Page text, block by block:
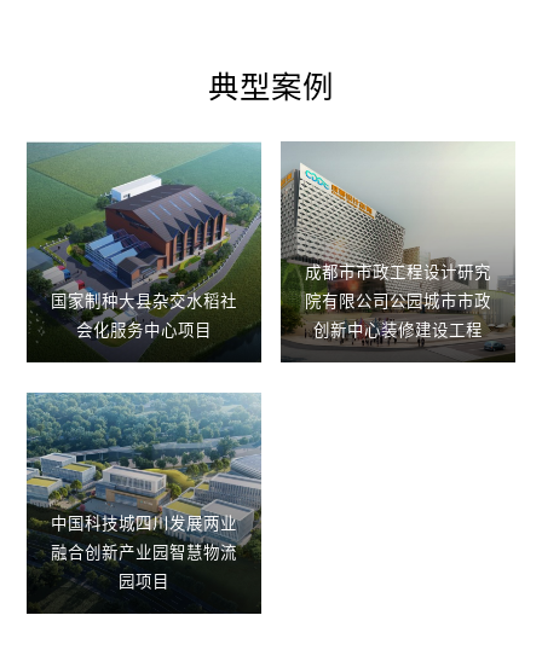
典型案例
国家制种大县杂交水稻社
会化服务中心项目
成都市市政⼯程设计研究
院有限公司公园城市市政
创新中⼼装修建设⼯程
中国科技城四川发展两业
融合创新产业园智慧物流
园项目